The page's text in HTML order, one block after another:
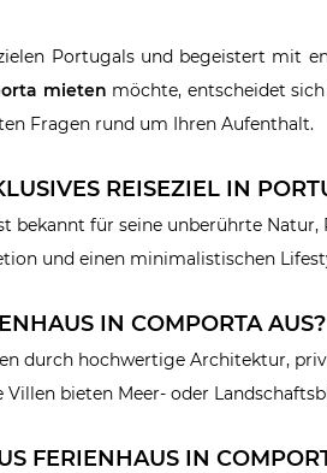
Portugals und begeistert mit
mieten möchte, entscheidet
Fragen rund um Ihren Aufenthalt.
REISEZIEL IN
bekannt für seine unberührte
und einen minimalistischen
IN COMPORTA AUS?
durch hochwertige Architektur,
bieten Meer- oder
FERIENHAUS IN